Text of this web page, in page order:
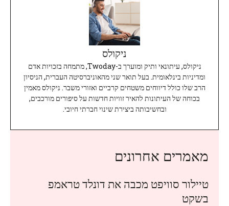
ניקולס
ניקולס, עיתונאי ותיק ומוערך ב-Twoday, מתמחה בזכויות אדם
ומדיניות בינלאומית. בעל תואר שני מהאוניברסיטה העברית, הניסיון
הרב שלו כולל דיווחים משטחים קרביים ואזורי משבר. ניקולס מאמין
בכוחה של העיתונות להאיר זוויות חדשות על סיפורים מורכבים,
ובחשיבותה ביצירת שינוי חברתי חיובי.
מאמרים אחרונים
טיילור סוויפט מכבה את דונלד טראמפ
בשקט